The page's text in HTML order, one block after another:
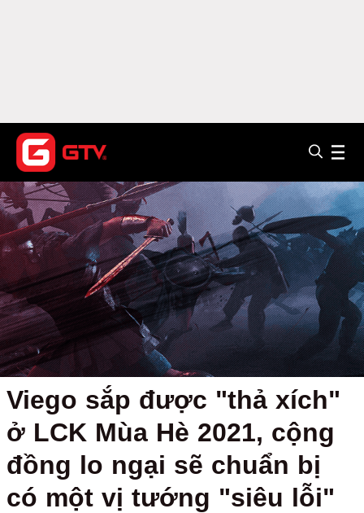
Viego sắp được "thả xích"
ở LCK Mùa Hè 2021, cộng
đồng lo ngại sẽ chuẩn bị
có một vị tướng "siêu lỗi"